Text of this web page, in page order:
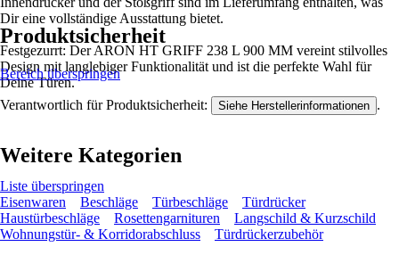
Dir eine vollständige Ausstattung bietet.
Festgezurrt: Der ARON HT GRIFF 238 L 900 MM vereint stilvolles
Design mit langlebiger Funktionalität und ist die perfekte Wahl für
Deine Türen.
Produktsicherheit
Bereich überspringen
Verantwortlich für Produktsicherheit: Siehe Herstellerinformationen .
Weitere Kategorien
Liste überspringen
Eisenwaren
Beschläge Türbeschläge
Türdrücker
Haustürbeschläge
Rosettengarnituren
Langschild & Kurzschild
Wohnungstür- & Korridorabschluss
Türdrückerzubehör